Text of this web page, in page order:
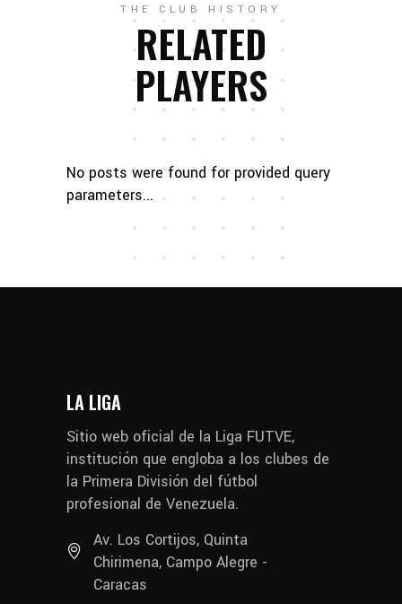
THE CLUB HISTORY
RELATED
PLAYERS
No posts were found for provided query
parameters...
LA LIGA
Sitio web oficial de la Liga FUTVE,
institución que engloba a los clubes de
la Primera División del fútbol
profesional de Venezuela.
Av. Los Cortijos, Quinta
Chirimena, Campo Alegre -
Caracas